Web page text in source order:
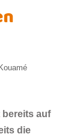
bereits auf
die